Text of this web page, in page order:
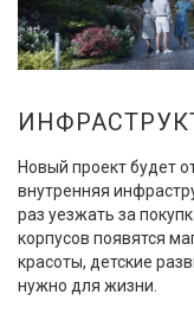
Новый проект будет
внутренняя
раз уезжать за
корпусов появятся
красоты, детские
нужно для жизни.